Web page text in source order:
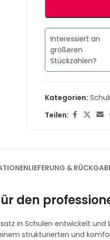
Interessiert an
größeren
Stückzahlen?
Kategorien:
Teilen:
LIEFERUNG &
den
in Schulen entwickelt
strukturierten und